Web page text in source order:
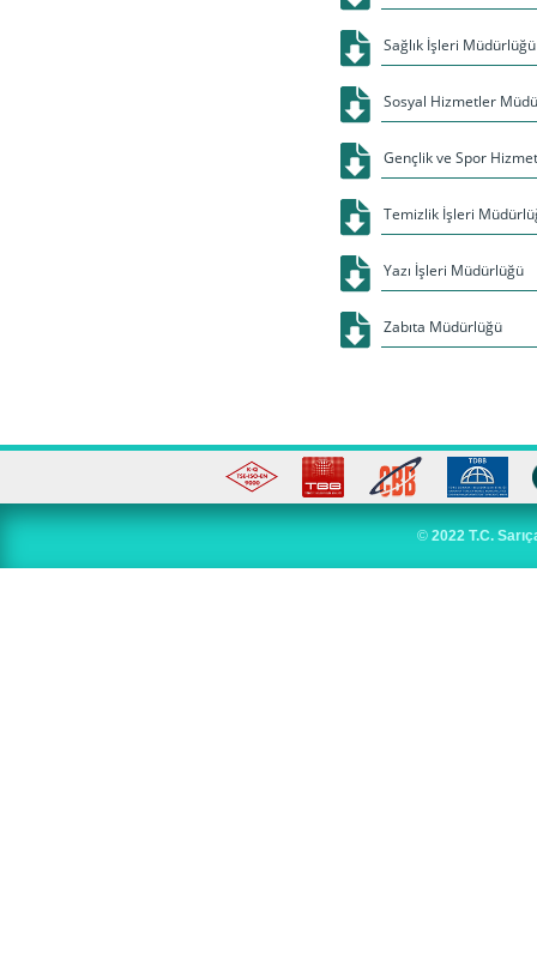
Sağlık İşleri Müdürlüğü
Sosyal Hizmetler
Gençlik ve Spor
Temizlik İşleri
Yazı İşleri Müdürlüğü
Zabıta Müdürlüğü
©2022 T.C.